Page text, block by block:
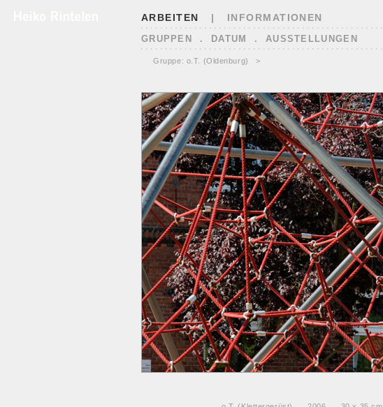
ARBEITEN | INFORMATIONEN
GRUPPEN . DATUM . AUSSTELLUNGEN
Gruppe: o.T. (Oldenburg) >